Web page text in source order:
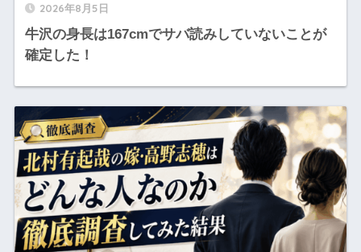
2026年8月5日
牛沢の身長は167cmでサバ読みしていないことが
確定した！